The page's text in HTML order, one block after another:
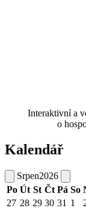
Interaktivní a
o
Kalendář
Srpen2026
Po Út St Čt Pá So
27 28 29 30 31 1